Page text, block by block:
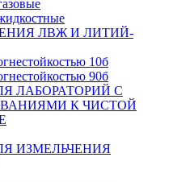
ЛВЖ И ЛИТИЙ-
10б
90б
ЛАБОРАТОРИЙ С
К ЧИСТОЙ
ИЗМЕЛЬЧЕНИЯ